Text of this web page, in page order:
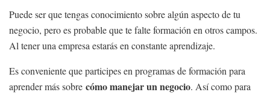
Puede ser que tengas conocimiento sobre algún aspecto de tu
negocio, pero es probable que te falte formación en otros campos.
Al tener una empresa estarás en constante aprendizaje.
Es conveniente que participes en programas de formación para
aprender más sobre cómo manejar un negocio. Así como para